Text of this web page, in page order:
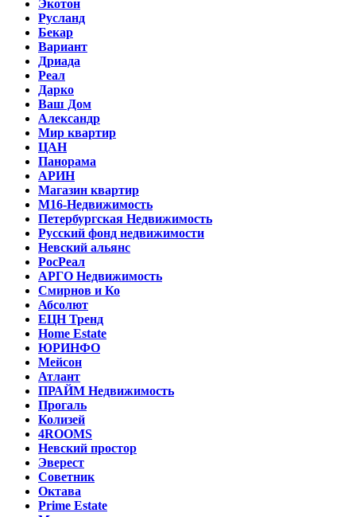
Экотон
Русланд
Бекар
Вариант
Дриада
Реал
Дарко
Ваш Дом
Александр
Мир квартир
ЦАН
Панорама
АРИН
Магазин квартир
М16-Недвижимость
Петербургская Недвижимость
Русский фонд недвижимости
Невский альянс
РосРеал
АРГО Недвижимость
Смирнов и Ко
Абсолют
ЕЦН Тренд
Home Estate
ЮРИНФО
Мейсон
Атлант
ПРАЙМ Недвижимость
Прогаль
Колизей
4ROOMS
Невский простор
Эверест
Советник
Октава
Prime Estate